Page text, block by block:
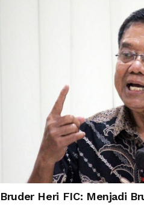
Bruder Heri FIC: Menjadi